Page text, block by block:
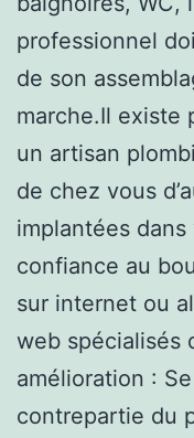
professionnel
de son
marche.Il existe
un artisan
de chez vous
implantées
confiance au
sur internet ou
web spécialisés
amélioration :
contrepartie du